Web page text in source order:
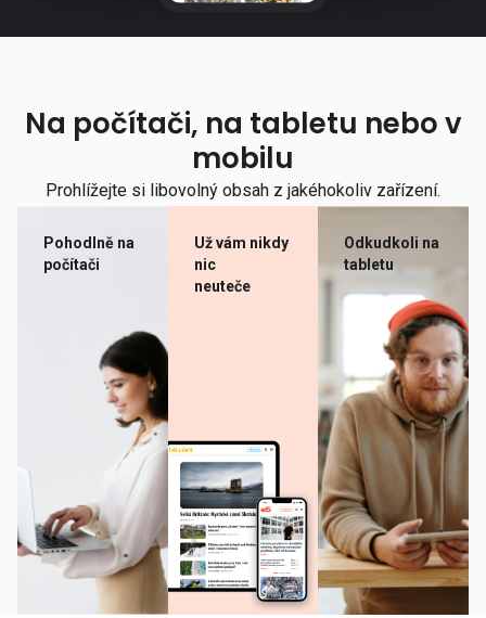
Na počítači, na tabletu nebo v
mobilu
Prohlížejte si libovolný obsah z jakéhokoliv zařízení.
Pohodlně na
počítači
Už vám nikdy
nic
neuteče
Odkudkoli na
tabletu